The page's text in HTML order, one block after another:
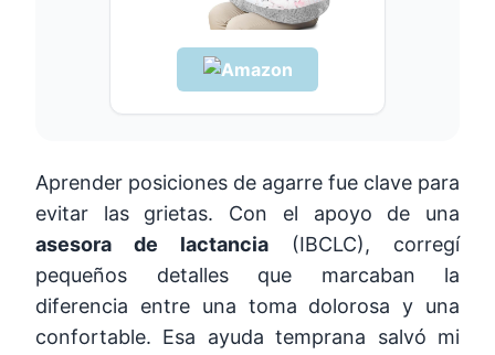
Aprender posiciones de agarre fue clave para
evitar las grietas. Con el apoyo de una
asesora de lactancia (IBCLC), corregí
pequeños detalles que marcaban la
diferencia entre una toma dolorosa y una
confortable. Esa ayuda temprana salvó mi